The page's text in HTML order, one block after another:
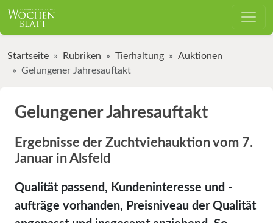
Startseite Rubriken Tierhaltung
Auktionen
Gelungener Jahresauftakt
Gelungener Jahresauftakt
Ergebnisse der Zuchtviehauktion vom 7.
Januar in Alsfeld
Qualität passend, Kundeninteresse und -
aufträge vorhanden, Preisniveau der Qualität